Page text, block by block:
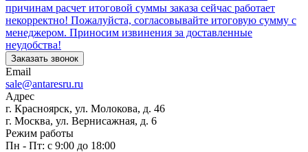
причинам расчет итоговой суммы заказа сейчас работает
некорректно! Пожалуйста, согласовывайте итоговую сумму с
менеджером. Приносим извинения за доставленные
неудобства!
Заказать звонок
Email
sale@antaresru.ru
Адрес
г. Красноярск, ул. Молокова, д. 46
г. Москва, ул. Вернисажная, д. 6
Режим работы
Пн - Пт: с 9:00 до 18:00